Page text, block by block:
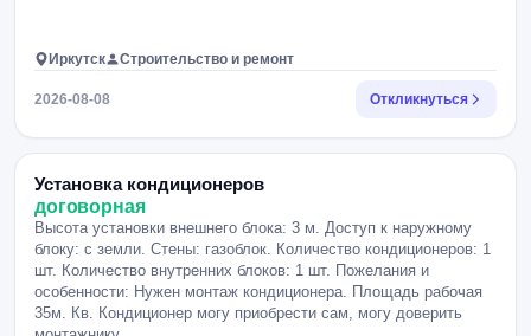
Иркутск Строительство и ремонт
2026-08-08 Откликнуться
Установка кондиционеров
договорная
Высота установки внешнего блока: 3 м. Доступ к наружному
блоку: с земли. Стены: газоблок. Количество кондиционеров: 1
шт. Количество внутренних блоков: 1 шт. Пожелания и
особенности: Нужен монтаж кондиционера. Площадь рабочая
35м. Кв. Кондиционер могу приобрести сам, могу доверить